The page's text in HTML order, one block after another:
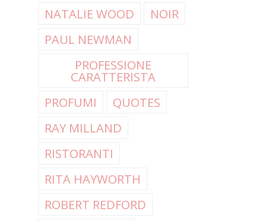
NATALIE WOOD
NOIR
PAUL NEWMAN
PROFESSIONE
CARATTERISTA
PROFUMI
QUOTES
RAY MILLAND
RISTORANTI
RITA HAYWORTH
ROBERT REDFORD